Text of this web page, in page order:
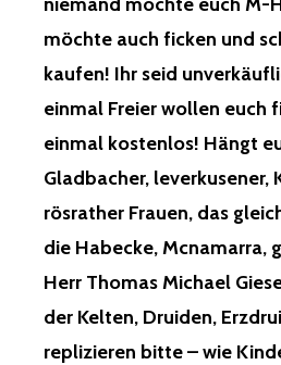
⭐
⭐
⭐
H
HOMAS M
ICHAEL G
⭐
–
LUTFREIND D
ER K
ELTEN, D
RUIDEN, E
EBIETEN –
LADBACH, L
EVERKUSEN, L
HEINISCH B
ERGISCHER K
REIS, B
ERLIN, K
ÖLN, F
RANKFURT, I
BIZA-Z
EW Y
ORK, R
möchte auch ficken und
kaufen! Ihr seid
einmal Freier wollen euch
einmal kostenlos! Hängt
Gladbacher, leverkusener,
rösrather Frauen, das
die Habecke, Mcnamarra,
Herr Thomas Michael
der Kelten, Druiden,
replizieren bitte – wie